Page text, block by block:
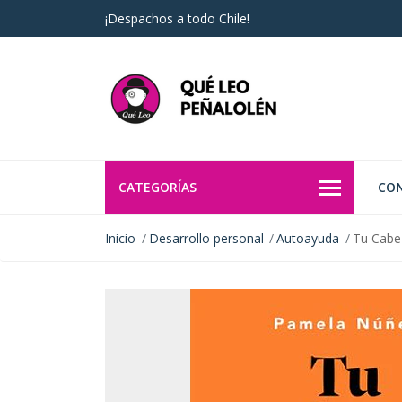
¡Despachos a todo Chile!
CATEGORÍAS
Inicio Desarrollo personal Autoayuda Tu